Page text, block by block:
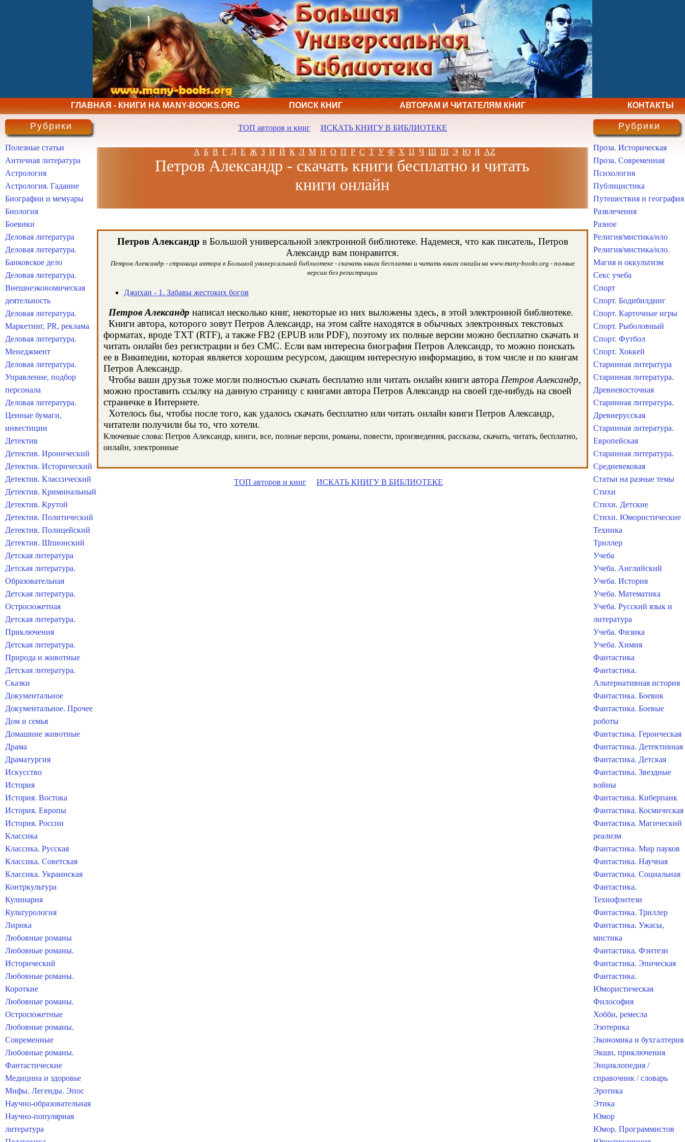
ГЛАВНАЯ - КНИГИ НА MANY-BOOKS.ORG ПОИСК КНИГ АВТОРАМ И ЧИТАТЕЛЯМ КНИГ КОНТАКТЫ
ТОП авторов и книг ИСКАТЬ КНИГУ В БИБЛИОТЕКЕ
А Б В Г Д Е Ж З И Й К Л М Н О П Р С Т У Ф Х Ц Ч Ш Щ Э Ю Я AZ
Петров Александр - скачать книги бесплатно и читать
книги онлайн
Петров Александр в Большой универсальной электронной библиотеке. Надемеся, что как писатель, Петров
Александр вам понравится.
Петров Александр - страница автора в Большой универсальной библиотеке - скачать книги бесплатно и читать книги онлайн на www.many-books.org - полные
версии без регистрации
Джихан - 1. Забавы жестоких богов
Петров Александр написал несколько книг, некоторые из них выложены здесь, в этой электронной библиотеке.
Книги автора, которого зовут Петров Александр, на этом сайте находятся в обычных электронных текстовых
форматах, вроде TXT (RTF), а также FB2 (EPUB или PDF), поэтому их полные версии можно бесплатно скачать и
читать онлайн без регистрации и без СМС. Если вам интересна биография Петров Александр, то можно поискать
ее в Википедии, которая является хорошим ресурсом, дающим интересную информацию, в том числе и по книгам
Петров Александр.
Чтобы ваши друзья тоже могли полностью скачать бесплатно или читать онлайн книги автора Петров Александр,
можно проставить ссылку на данную страницу с книгами автора Петров Александр на своей где-нибудь на своей
страничке в Интернете.
Хотелось бы, чтобы после того, как удалось скачать бесплатно или читать онлайн книги Петров Александр,
читатели получили бы то, что хотели.
Ключевые слова: Петров Александр, книги, все, полные версии, романы, повести, произведения, рассказы, скачать, читать, бесплатно,
онлайн, электронные
ТОП авторов и книг ИСКАТЬ КНИГУ В БИБЛИОТЕКЕ
Рубрики
Полезные статьи
Античная литература
Астрология
Астрология. Гадание
Биографии и мемуары
Биология
Боевики
Деловая литература
Деловая литература.
Банковское дело
Деловая литература.
Внешнеэкономическая
деятельность
Деловая литература.
Маркетинг, PR, реклама
Деловая литература.
Менеджмент
Деловая литература.
Управление, подбор
персонала
Деловая литература.
Ценные бумаги,
инвестиции
Детектив
Детектив. Иронический
Детектив. Исторический
Детектив. Классический
Детектив. Криминальный
Детектив. Крутой
Детектив. Политический
Детектив. Полицейский
Детектив. Шпионский
Детская литература
Детская литература.
Образовательная
Детская литература.
Остросюжетная
Детская литература.
Приключения
Детская литература.
Природа и животные
Детская литература.
Сказки
Документальное
Документальное. Прочее
Дом и семья
Домашние животные
Драма
Драматургия
Искусство
История
История. Востока
История. Европы
История. России
Классика
Классика. Русская
Классика. Советская
Классика. Украинская
Контркультура
Кулинария
Культурология
Лирика
Любовные романы
Любовные романы.
Исторический
Любовные романы.
Короткие
Любовные романы.
Остросюжетные
Любовные романы.
Современные
Любовные романы.
Фантастические
Медицина и здоровье
Мифы. Легенды. Эпос
Научно-образовательная
Научно-популярная
литература
Рубрики
Проза. Историческая
Проза. Современная
Психология
Публицистика
Путешествия и география
Развлечения
Разное
Религия/мистика/нло
Религия/мистика/нло.
Магия и оккультизм
Секс учеба
Спорт
Спорт. Бодибилдинг
Спорт. Карточные игры
Спорт. Рыболовный
Спорт. Футбол
Спорт. Хоккей
Старинная литература
Старинная литература.
Древневосточная
Старинная литература.
Древнерусская
Старинная литература.
Европейская
Старинная литература.
Средневековая
Статьи на разные темы
Стихи
Стихи. Детские
Стихи. Юмористические
Техника
Триллер
Учеба
Учеба. Английский
Учеба. История
Учеба. Математика
Учеба. Русский язык и
литература
Учеба. Физика
Учеба. Химия
Фантастика
Фантастика.
Альтернативная история
Фантастика. Боевик
Фантастика. Боевые
роботы
Фантастика. Героическая
Фантастика. Детективная
Фантастика. Детская
Фантастика. Звездные
войны
Фантастика. Киберпанк
Фантастика. Космическая
Фантастика. Магический
реализм
Фантастика. Мир пауков
Фантастика. Научная
Фантастика. Социальная
Фантастика.
Технофэнтези
Фантастика. Триллер
Фантастика. Ужасы,
мистика
Фантастика. Фэнтези
Фантастика. Эпическая
Фантастика.
Юмористическая
Философия
Хобби, ремесла
Эзотерика
Экономика и бухгалтерия
Экшн, приключения
Энциклопедия /
справочник / словарь
Эротика
Этика
Юмор
Юмор. Программистов